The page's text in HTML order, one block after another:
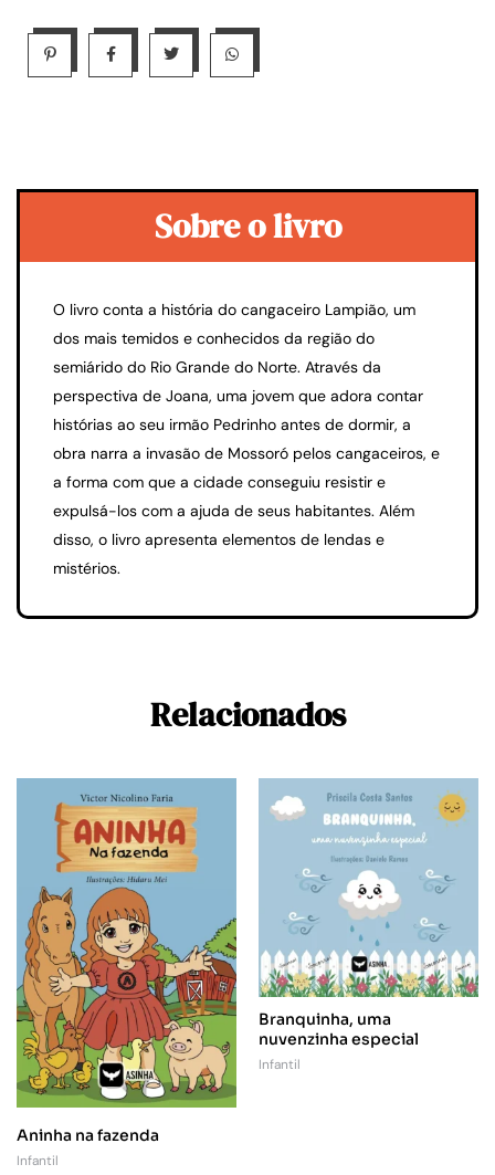
Sobre o livro
O livro conta a história do cangaceiro Lampião, um
dos mais temidos e conhecidos da região do
semiárido do Rio Grande do Norte. Através da
perspectiva de Joana, uma jovem que adora contar
histórias ao seu irmão Pedrinho antes de dormir, a
obra narra a invasão de Mossoró pelos cangaceiros, e
a forma com que a cidade conseguiu resistir e
expulsá-los com a ajuda de seus habitantes. Além
disso, o livro apresenta elementos de lendas e
mistérios.
Relacionados
Aninha na fazenda
Infantil
Branquinha, uma
nuvenzinha especial
Infantil